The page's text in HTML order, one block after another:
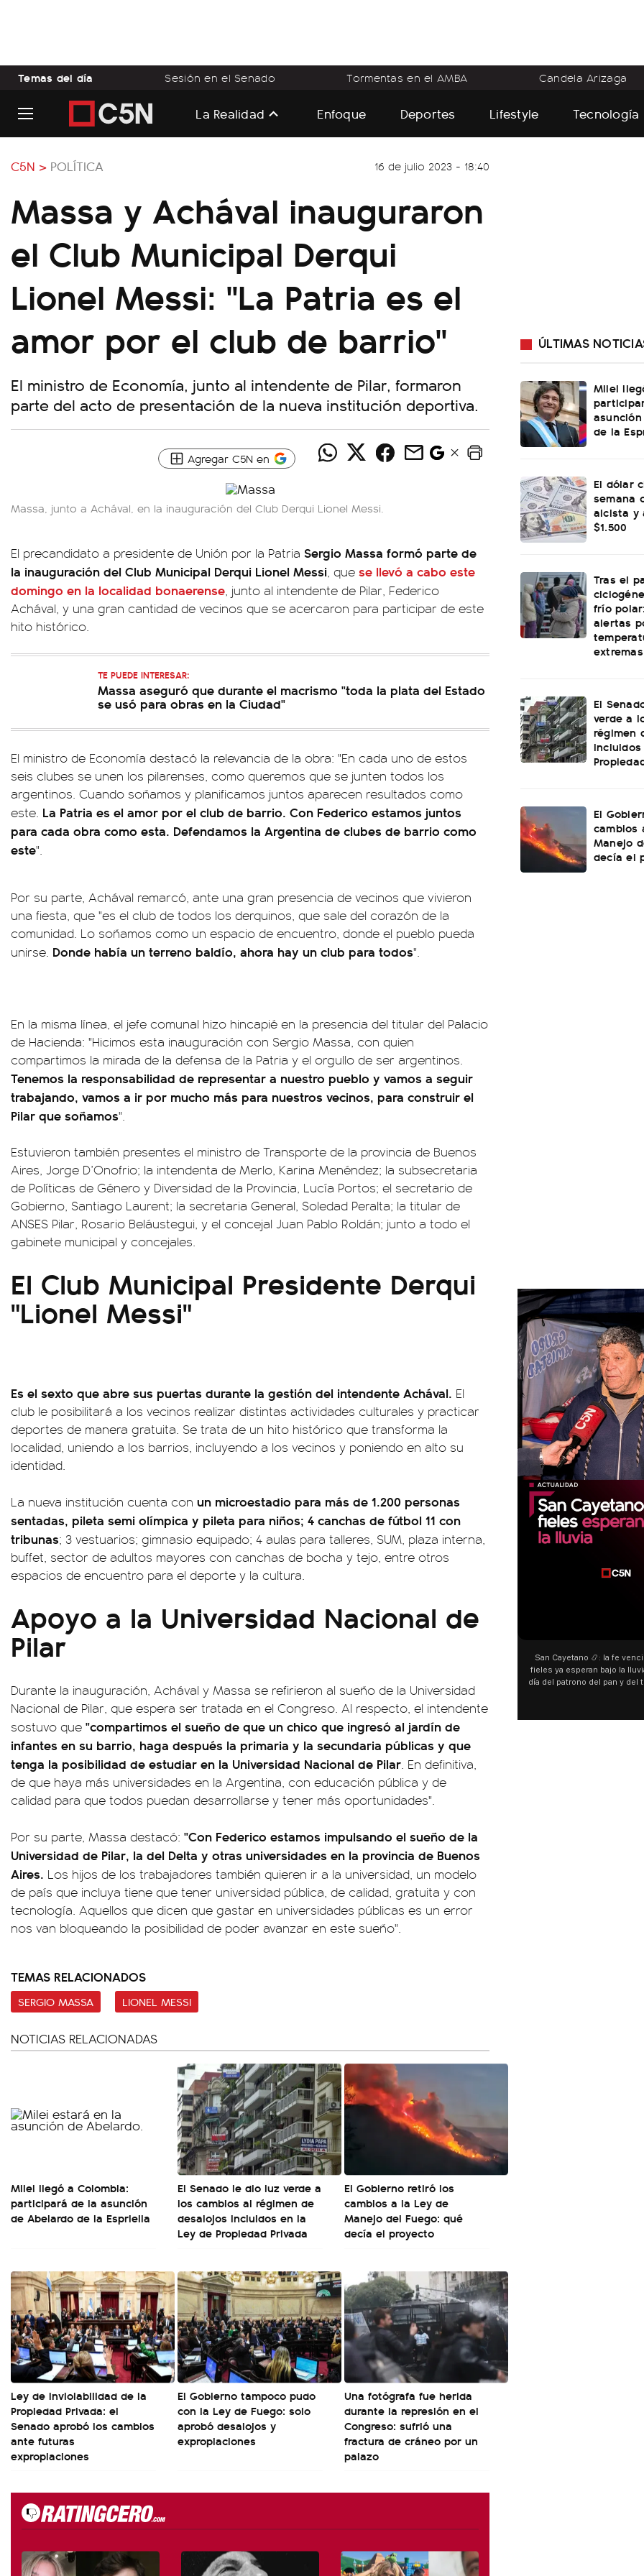
Temas del día Sesión en el Senado Tormentas en el AMBA Candela Arizaga
La Realidad Enfoque Deportes Lifestyle Tecnología
C5N > POLÍTICA 16 de julio 2023 - 18:40
Massa y Achával inauguraron
el Club Municipal Derqui
Lionel Messi: "La Patria es el
amor por el club de barrio"
El ministro de Economía, junto al intendente de Pilar, formaron
parte del acto de presentación de la nueva institución deportiva.
Agregar C5N en
Massa, junto a Achával, en la inauguración del Club Derqui Lionel Messi.
El precandidato a presidente de Unión por la Patria Sergio Massa formó parte de
la inauguración del Club Municipal Derqui Lionel Messi, que se llevó a cabo este
domingo en la localidad bonaerense, junto al intendente de Pilar, Federico
Achával, y una gran cantidad de vecinos que se acercaron para participar de este
hito histórico.
TE PUEDE INTERESAR:
Massa aseguró que durante el macrismo "toda la plata del Estado
se usó para obras en la Ciudad"
El ministro de Economía destacó la relevancia de la obra: "En cada uno de estos
seis clubes se unen los pilarenses, como queremos que se junten todos los
argentinos. Cuando soñamos y planificamos juntos aparecen resultados como
este. La Patria es el amor por el club de barrio. Con Federico estamos juntos
para cada obra como esta. Defendamos la Argentina de clubes de barrio como
este".
Por su parte, Achával remarcó, ante una gran presencia de vecinos que vivieron
una fiesta, que "es el club de todos los derquinos, que sale del corazón de la
comunidad. Lo soñamos como un espacio de encuentro, donde el pueblo pueda
unirse. Donde había un terreno baldío, ahora hay un club para todos".
En la misma línea, el jefe comunal hizo hincapié en la presencia del titular del Palacio
de Hacienda: "Hicimos esta inauguración con Sergio Massa, con quien
compartimos la mirada de la defensa de la Patria y el orgullo de ser argentinos.
Tenemos la responsabilidad de representar a nuestro pueblo y vamos a seguir
trabajando, vamos a ir por mucho más para nuestros vecinos, para construir el
Pilar que soñamos".
Estuvieron también presentes el ministro de Transporte de la provincia de Buenos
Aires, Jorge D’Onofrio; la intendenta de Merlo, Karina Menéndez; la subsecretaria
de Políticas de Género y Diversidad de la Provincia, Lucía Portos; el secretario de
Gobierno, Santiago Laurent; la secretaria General, Soledad Peralta; la titular de
ANSES Pilar, Rosario Beláustegui, y el concejal Juan Pablo Roldán; junto a todo el
gabinete municipal y concejales.
El Club Municipal Presidente Derqui
"Lionel Messi"
Es el sexto que abre sus puertas durante la gestión del intendente Achával. El
club le posibilitará a los vecinos realizar distintas actividades culturales y practicar
deportes de manera gratuita. Se trata de un hito histórico que transforma la
localidad, uniendo a los barrios, incluyendo a los vecinos y poniendo en alto su
identidad.
La nueva institución cuenta con un microestadio para más de 1.200 personas
sentadas, pileta semi olímpica y pileta para niños; 4 canchas de fútbol 11 con
tribunas; 3 vestuarios; gimnasio equipado; 4 aulas para talleres, SUM, plaza interna,
buffet, sector de adultos mayores con canchas de bocha y tejo, entre otros
espacios de encuentro para el deporte y la cultura.
Apoyo a la Universidad Nacional de
Pilar
Durante la inauguración, Achával y Massa se refirieron al sueño de la Universidad
Nacional de Pilar, que espera ser tratada en el Congreso. Al respecto, el intendente
sostuvo que "compartimos el sueño de que un chico que ingresó al jardín de
infantes en su barrio, haga después la primaria y la secundaria públicas y que
tenga la posibilidad de estudiar en la Universidad Nacional de Pilar. En definitiva,
de que haya más universidades en la Argentina, con educación pública y de
calidad para que todos puedan desarrollarse y tener más oportunidades".
Por su parte, Massa destacó: "Con Federico estamos impulsando el sueño de la
Universidad de Pilar, la del Delta y otras universidades en la provincia de Buenos
Aires. Los hijos de los trabajadores también quieren ir a la universidad, un modelo
de país que incluya tiene que tener universidad pública, de calidad, gratuita y con
tecnología. Aquellos que dicen que gastar en universidades públicas es un error
nos van bloqueando la posibilidad de poder avanzar en este sueño".
TEMAS RELACIONADOS
SERGIO MASSA LIONEL MESSI
NOTICIAS RELACIONADAS
Milei llegó a Colombia:
participará de la asunción
de Abelardo de la Espriella
El Senado le dio luz verde a
los cambios al régimen de
desalojos incluidos en la
Ley de Propiedad Privada
El Gobierno retiró los
cambios a la Ley de
Manejo del Fuego: qué
decía el proyecto
Ley de Inviolabilidad de la
Propiedad Privada: el
Senado aprobó los cambios
ante futuras
expropiaciones
El Gobierno tampoco pudo
con la Ley de Fuego: solo
aprobó desalojos y
expropiaciones
Una fotógrafa fue herida
durante la represión en el
Congreso: sufrió una
fractura de cráneo por un
palazo
ÚLTIMAS
Milei
de la
El dólar
semana
alcista y
$1.500
Tras el
frío
alertas
El
verde a
régimen
El
cambios
Manejo
decía el
00:00
personas acampan en Liniers para agradecer
y pedir. 🎙️ @bernardomagnago
“Preferís la joda y yo
¿Indirecta para Luck Ra? La
"Te vi", su nueva
encontrar similitudes entre
declaraciones que hizo tras